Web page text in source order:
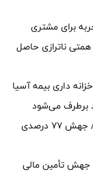
برای مشتری
نماینده مردم خلخال و کوثر در مجلس: کاهش ۱۰۰ همتی ناترازی حاصل
داری بیمه آسیا
جایگاه نخست بانك ملت در 10 شاخص مهم مالی/ جهش 77 درصدی
جهش تأمین مالی